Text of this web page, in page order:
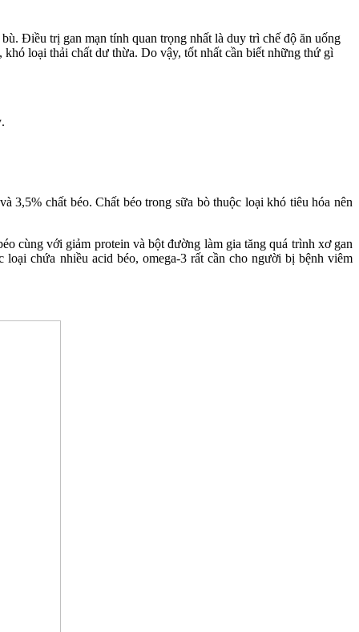
Điều trị gan mạn tính quan trọng nhất là duy trì chế độ ăn uống
loại thải chất dư thừa. Do vậy, tốt nhất cần biết những thứ gì
3,5% chất béo. Chất béo trong sữa bò thuộc loại khó tiêu hóa nên
cùng với giảm protein và bột đường làm gia tăng quá trình xơ gan
chứa nhiều acid béo, omega-3 rất cần cho người bị bệnh viêm